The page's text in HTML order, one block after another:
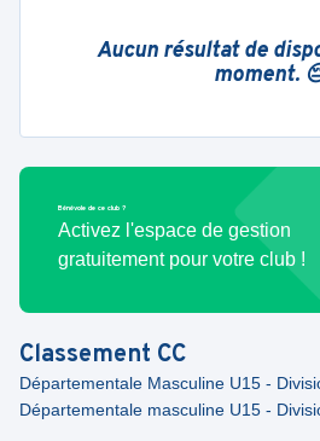
Aucun résultat de
moment.
Bénévole de ce club ?
Activez l'espace de gestion
gratuitement pour votre club !
Classement CC
Départementale Masculine U15 -
Départementale masculine U15 -